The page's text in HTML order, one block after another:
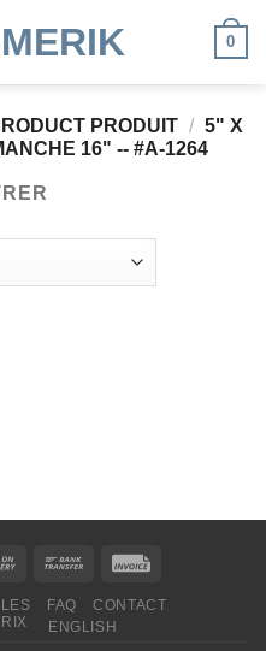
0
PRODUIT / 5" X
16" -- #A-1264
FAQ
CONTACT
ENGLISH